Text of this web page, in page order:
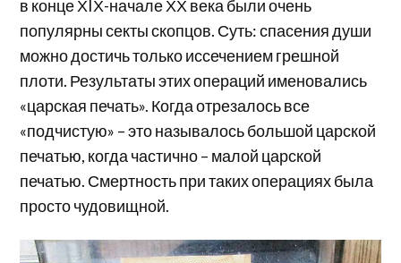
в конце ХIХ-начале ХХ века были очень
популярны секты скопцов. Суть: спасения души
можно достичь только иссечением грешной
плоти. Результаты этих операций именовались
«царская печать». Когда отрезалось все
«подчистую» – это называлось большой царской
печатью, когда частично – малой царской
печатью. Смертность при таких операциях была
просто чудовищной.